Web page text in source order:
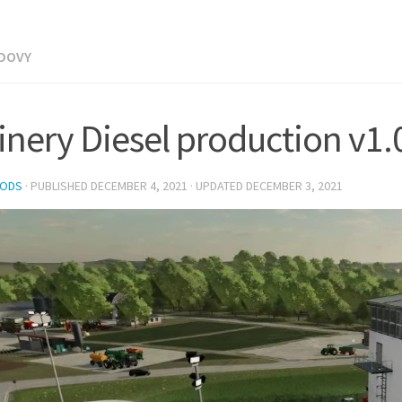
Diesel production
· PUBLISHED DECEMBER 4, 2021 · UPDATED DECEMBER 3, 2021